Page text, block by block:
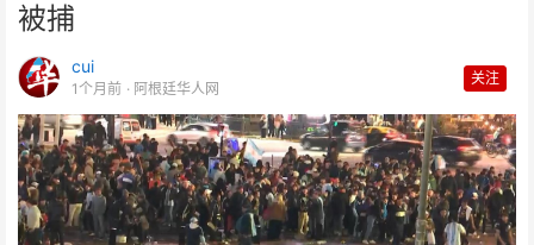
被捕
cui
1个月前 · 阿根廷华人网
关注
球迷在布市方尖碑下庆祝闹事 至
少19人被捕